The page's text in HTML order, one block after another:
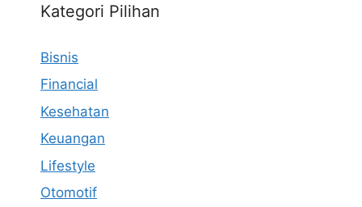
Kategori Pilihan
Bisnis
Financial
Kesehatan
Keuangan
Lifestyle
Otomotif